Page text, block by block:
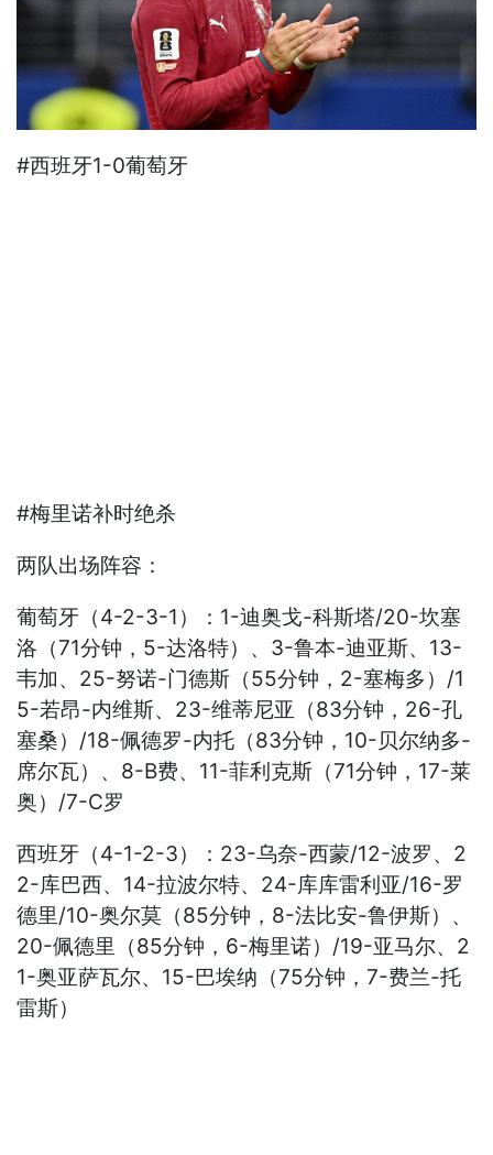
#西班牙1-0葡萄牙
#梅里诺补时绝杀
两队出场阵容：
葡萄牙（4-2-3-1）：1-迪奥戈-科斯塔/20-坎塞
洛（71分钟，5-达洛特）、3-鲁本-迪亚斯、13-
韦加、25-努诺-门德斯（55分钟，2-塞梅多）/1
5-若昂-内维斯、23-维蒂尼亚（83分钟，26-孔
塞桑）/18-佩德罗-内托（83分钟，10-贝尔纳多-
席尔瓦）、8-B费、11-菲利克斯（71分钟，17-莱
奥）/7-C罗
西班牙（4-1-2-3）：23-乌奈-西蒙/12-波罗、2
2-库巴西、14-拉波尔特、24-库库雷利亚/16-罗
德里/10-奥尔莫（85分钟，8-法比安-鲁伊斯）、
20-佩德里（85分钟，6-梅里诺）/19-亚马尔、2
1-奥亚萨瓦尔、15-巴埃纳（75分钟，7-费兰-托
雷斯）